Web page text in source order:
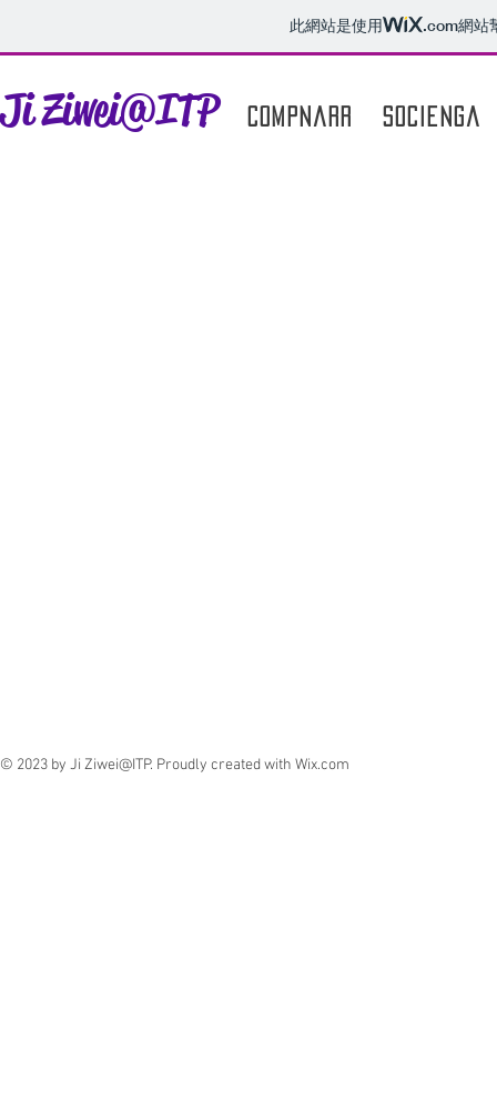
此網站是使用 .com網站
Ji Ziwei@ITP CompNarr SociEnga
© 2023 by Ji Ziwei@ITP. Proudly created with Wix.com